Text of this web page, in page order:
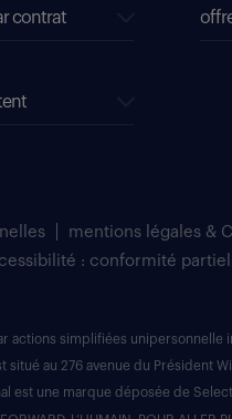
contrat
mentions légales &
: conformité
actions simplifiées
situé au 276 avenue du Président
est une marque déposée de Select